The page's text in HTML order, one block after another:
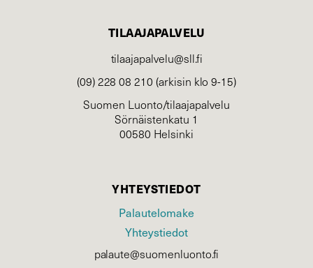
TILAAJAPALVELU
tilaajapalvelu@sll.fi
(09) 228 08 210 (arkisin klo 9-15)
Suomen Luonto/tilaajapalvelu
Sörnäistenkatu 1
00580 Helsinki
YHTEYSTIEDOT
Palautelomake
Yhteystiedot
palaute@suomenluonto.fi